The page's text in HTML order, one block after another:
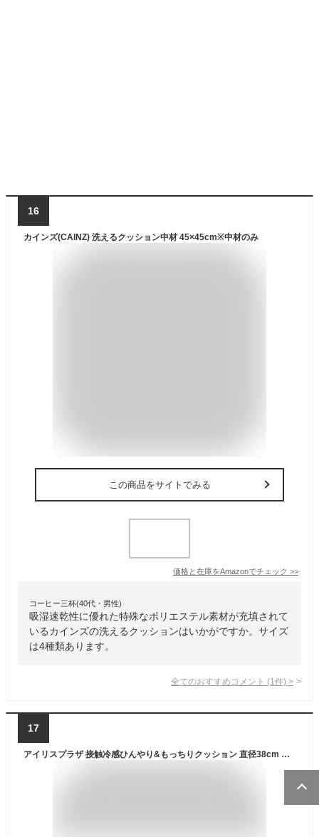
16
カインズ(CAINZ) 洗えるクッション中材 45×45cm※中材のみ
この商品をサイトでみる
価格と在庫をAmazonでチェック >>
コーヒー三杯(40代・男性)
吸湿速乾性に優れた特殊なポリエステル素材が充填されて
いるカインズの洗えるクッションはいかがですか。サイズ
は4種類あります。
全てのおすすめコメント (1 件) >
17
アイリスプラザ 接触冷感ひんやり&もっちりクッション 直径38cm Q-MAX0.448 選べる2サイズ 抗菌防臭 丸洗いOK 低反発 丸 円形 スーパーひんやり グレージュ